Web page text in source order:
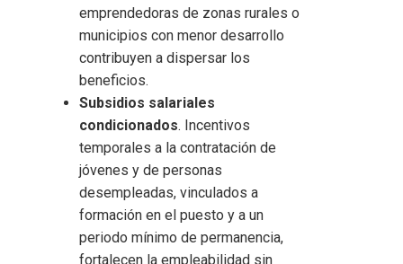
emprendedoras de zonas rurales o
municipios con menor desarrollo
contribuyen a dispersar los
beneficios.
Subsidios salariales
condicionados. Incentivos
temporales a la contratación de
jóvenes y de personas
desempleadas, vinculados a
formación en el puesto y a un
periodo mínimo de permanencia,
fortalecen la empleabilidad sin